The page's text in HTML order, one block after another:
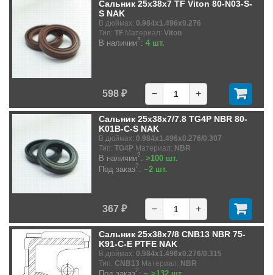
Сальник 25x38x7 TF Viton 80-N03-S-
S NAK
В дюймах: 0.984x1.496x0.276
Тип: TF Материал: Viton
В наличии?: 4 шт.
598 ₽ − +
Сальник 25x38x7/7.8 TG4P NBR 80-
K01B-C-S NAK
В дюймах: 0.984x1.496x0.276/0.307
Тип: TG4P Материал: NBR
В наличии?: >100 шт.
Под заказ?: ~2 шт.
367 ₽ − +
Сальник 25x38x7/8 CNB13 NBR 75-
K91-C-E PTFE NAK
В дюймах: 0.984x1.496x0.276/0.315
Тип: CNB13 Материал: NBR
?